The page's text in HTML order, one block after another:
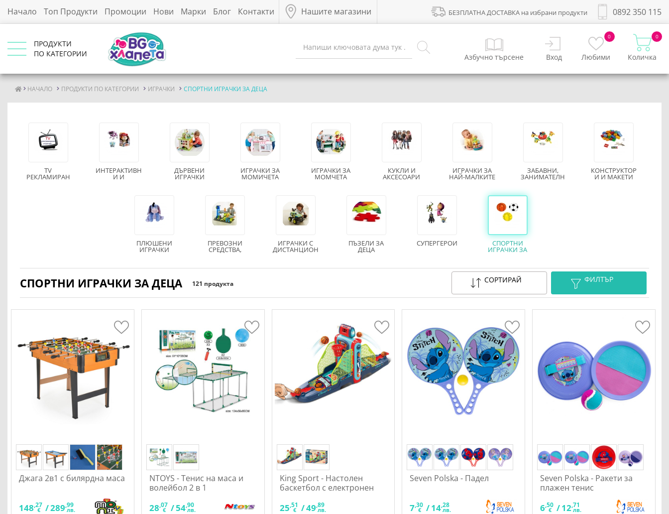
Начало Топ Продукти Промоции Нови Марки Блог Контакти Нашите магазини 0892 350 115
БЕЗПЛАТНА ДОСТАВКА на избрани продукти
ПРОДУКТИ
ПО КАТЕГОРИИ
Азбучно търсене Вход
0
Любими
0
Количка
НАЧАЛО ПРОДУКТИ ПО КАТЕГОРИИ ИГРАЧКИ СПОРТНИ ИГРАЧКИ ЗА ДЕЦА
TV
РЕКЛАМИРАН
ИНТЕРАКТИВН
И И
ДЪРВЕНИ
ИГРАЧКИ
ИГРАЧКИ ЗА
МОМИЧЕТА
ИГРАЧКИ ЗА
МОМЧЕТА
КУКЛИ И
АКСЕСОАРИ
ИГРАЧКИ ЗА
НАЙ-МАЛКИТЕ
ЗАБАВНИ,
ЗАНИМАТЕЛН
НИ ИГРАЧКИ
КОНСТРУКТОР
И И МАКЕТИ
ПЛЮШЕНИ
ИГРАЧКИ
ПРЕВОЗНИ
СРЕДСТВА,
ПИСТИ И
ИГРАЧКИ С
ДИСТАНЦИОН
ПЪЗЕЛИ ЗА
ДЕЦА
СУПЕРГЕРОИ СПОРТНИ
ИГРАЧКИ ЗА
СПОРТНИ ИГРАЧКИ ЗА ДЕЦА 121 продукта СОРТИРАЙ ФИЛТЪР
Джага 2в1 с билярдна маса
148,27
€ /289,99
лв.
NTOYS - Тенис на маса и
волейбол 2 в 1
28,07
€ /54,90
лв.
King Sport - Настолен
баскетбол с електронен
25,51
€ /49,89
лв.
Seven Polska - Падел
7,30
€ /14,28
лв.
Seven Polska - Ракети за
плажен тенис
6,50
€ /12,71
лв.